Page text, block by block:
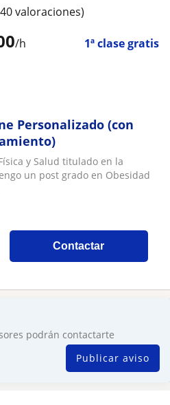
/h 1ª clase gratis
valoraciones)
Personalizado (con
y Salud titulado en la
un post grado en Obesidad
Contactar
podrán contactarte
Publicar aviso